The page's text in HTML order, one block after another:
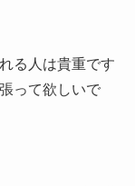
る人は貴重です
って欲しいで